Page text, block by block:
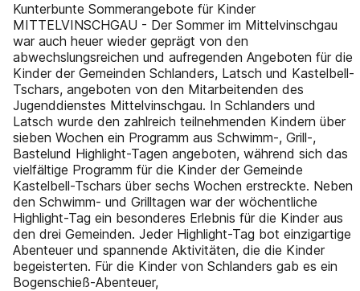
Kunterbunte Sommerangebote für Kinder
MITTELVINSCHGAU - Der Sommer im Mittelvinschgau
war auch heuer wieder geprägt von den
abwechslungsreichen und aufregenden Angeboten für die
Kinder der Gemeinden Schlanders, Latsch und Kastelbell-
Tschars, angeboten von den Mitarbeitenden des
Jugenddienstes Mittelvinschgau. In Schlanders und
Latsch wurde den zahlreich teilnehmenden Kindern über
sieben Wochen ein Programm aus Schwimm-, Grill-,
Bastelund Highlight-Tagen angeboten, während sich das
vielfältige Programm für die Kinder der Gemeinde
Kastelbell-Tschars über sechs Wochen erstreckte. Neben
den Schwimm- und Grilltagen war der wöchentliche
Highlight-Tag ein besonderes Erlebnis für die Kinder aus
den drei Gemeinden. Jeder Highlight-Tag bot einzigartige
Abenteuer und spannende Aktivitäten, die die Kinder
begeisterten. Für die Kinder von Schlanders gab es ein
Bogenschieß-Abenteuer,